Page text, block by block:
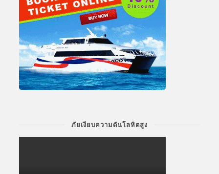
ภัยเงียบความดันโลหิตสูง